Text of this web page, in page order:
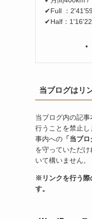
✔Full ：2'41'59
✔Half：1'16'22
当ブログはリ
当ブログ内の記
行うことを禁止
事内への 「当ブ
を守っていただ
いて構いません。
※リンクを行う際
す。